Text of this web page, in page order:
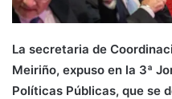
La secretaria de
Meiriño, expuso en la 3ª
Políticas Públicas, que se